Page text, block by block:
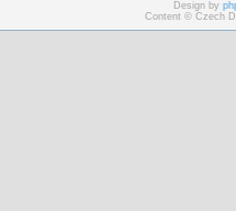
Design by
Content © Czech